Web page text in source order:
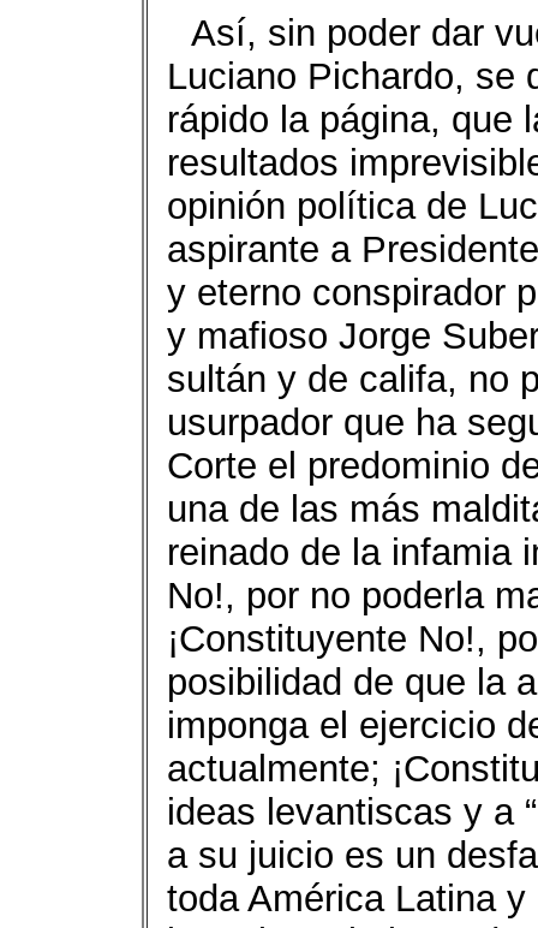
Así, sin poder dar
Luciano Pichardo, se
rápido la página, que
resultados
opinión política de
aspirante a
y eterno conspirador
y mafioso Jorge
sultán y de califa, no
usurpador que ha
Corte el predominio
una de las más
reinado de la infamia
No!, por no poderla
¡Constituyente No!,
posibilidad de que la
imponga el ejercicio
actualmente;
ideas levantiscas y a
a su juicio es un
toda América Latina